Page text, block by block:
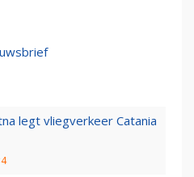
legt vliegverkeer Catania